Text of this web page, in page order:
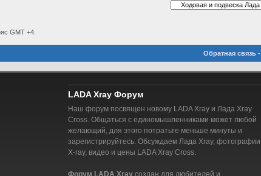
GMT +4.
Обратная связь -
LADA Xray Форум
Наш форум посвящен новому LADA Xray и Лада Xray
Cross. Общаться с единомышленниками может любой
желающий, для этого потратьте меньше минуты и
зарегистрируйтесь. Обсуждаем Лада Xray, фотографии
X-ray, видео и цены LADA Xray Cross.
Форум LADA Xray создан для любителей и